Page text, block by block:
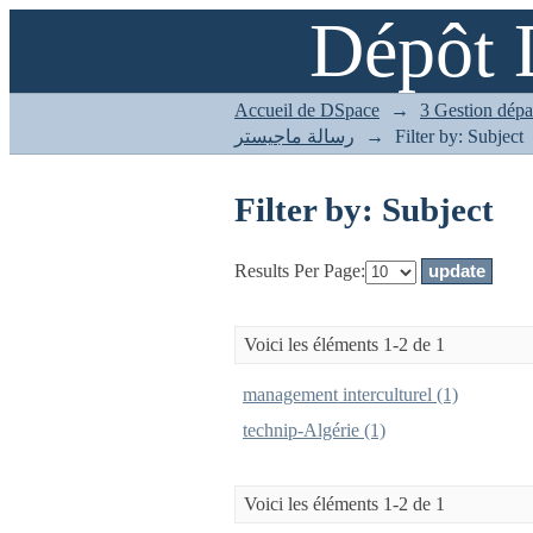
Dépôt
Filter by: Subject
Accueil de DSpace →
رسالة ماجيستر
→ Filter by: Subject
Filter by: Subject
Results Per Page:
Voici les éléments 1-2 de 1
management interculturel (1)
technip-Algérie (1)
Voici les éléments 1-2 de 1